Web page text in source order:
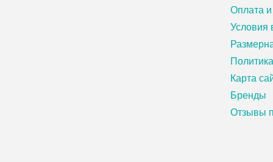
Оплата и
Условия
Карта
Бренды
Отзывы